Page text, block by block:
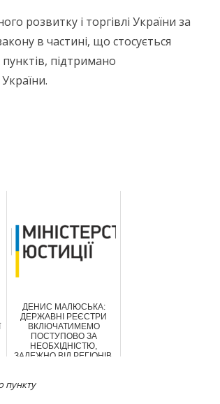
розвитку і торгівлі України за
в частині, що стосується
підтримано
ДЕНИС МАЛЮСЬКА:
ДЕРЖАВНІ РЕЄСТРИ
ВКЛЮЧАТИМЕМО
ПОСТУПОВО ЗА
НЕОБХІДНІСТЮ,
ЗАЛЕЖНО ВІД РЕГІОНІВ,
пункту